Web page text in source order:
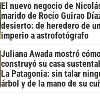
El nuevo negocio de
marido de Rocío Guirao
desierto: de heredero de un
imperio a astrofotógrafo
Juliana Awada mostró
construyó su casa
La Patagonia: sin talar
árbol y de la mano de su